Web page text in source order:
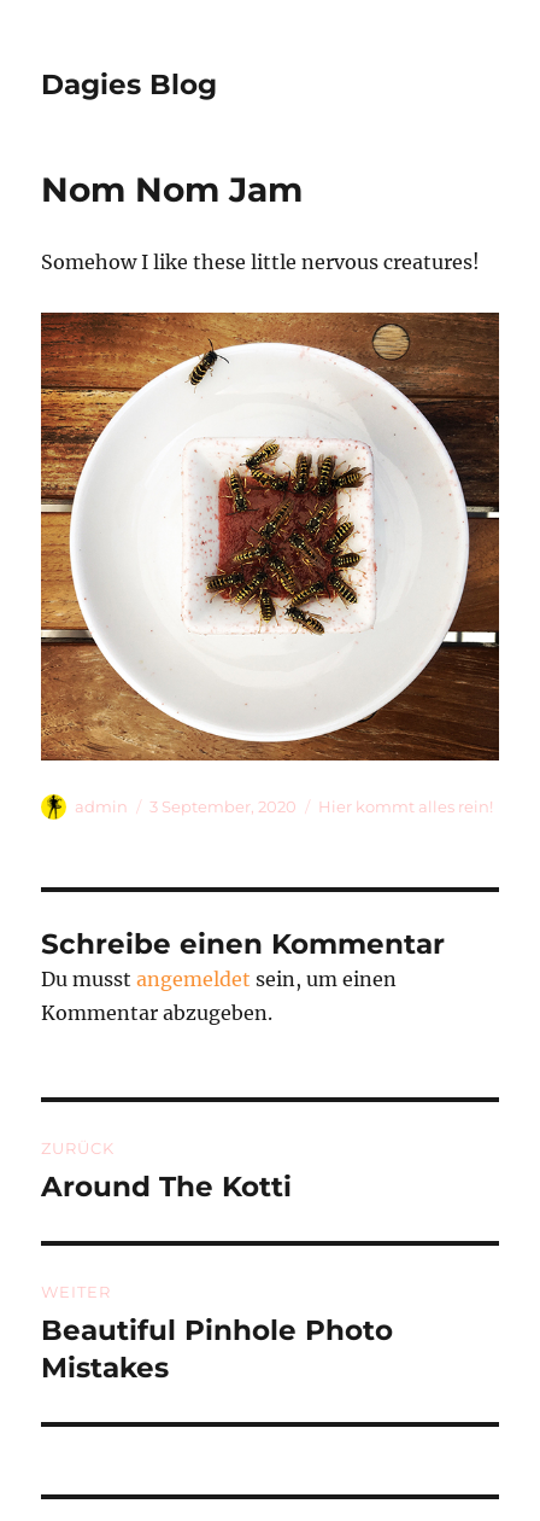
Dagies Blog
Nom Nom Jam
Somehow I like these little nervous creatures!
Autor
admin
Veröffentlicht
3 September, 2020 Kategorien
Hier kommt alles rein!
Schreibe einen Kommentar
Du musstangemeldet sein, um einen
Kommentar abzugeben.
ZURÜCK
Vorheriger
Around The Kotti
WEITER
Nächster
Beitrag:
Beautiful Pinhole Photo
Mistakes